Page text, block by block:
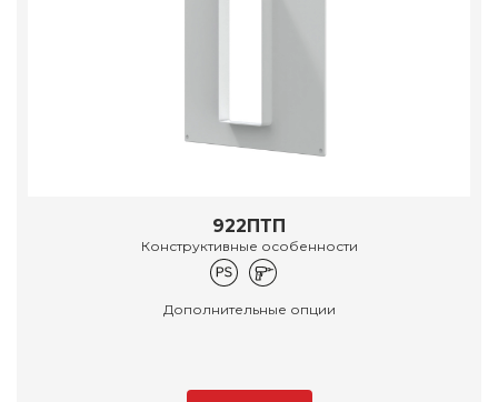
922ПТП
Конструктивные особенности
Дополнительные опции